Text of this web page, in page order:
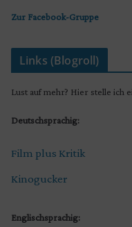
Zur Facebook-Gruppe
Links (Blogroll)
Lust auf mehr? Hier stelle ich
Deutschsprachig:
Film plus Kritik
Kinogucker
Englischsprachig: